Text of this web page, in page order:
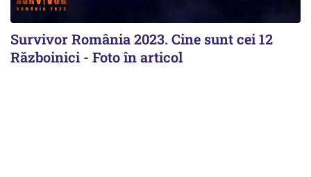
Survivor România 2023. Cine sunt cei 12
Războinici - Foto în articol